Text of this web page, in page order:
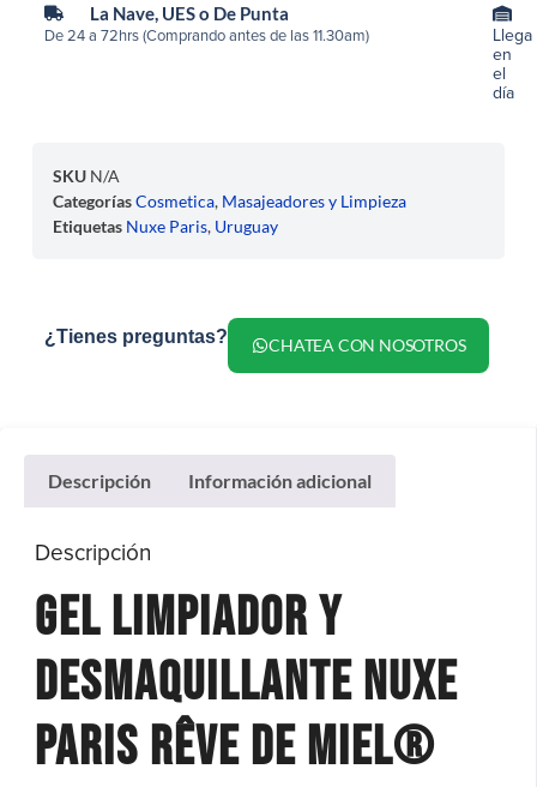
La Nave, UES o De Punta
De 24 a 72hrs (Comprando antes de las 11.30am)
Llega
en
el
día
SKU N/A
CategoríasCosmetica, Masajeadores y Limpieza
Etiquetas Nuxe Paris, Uruguay
¿Tienes preguntas? CHATEA CON NOSOTROS
Descripción Información adicional
Descripción
Gel Limpiador y
Desmaquillante Nuxe
Paris Rêve de miel®